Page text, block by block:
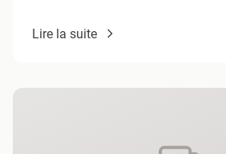
Lire la suite